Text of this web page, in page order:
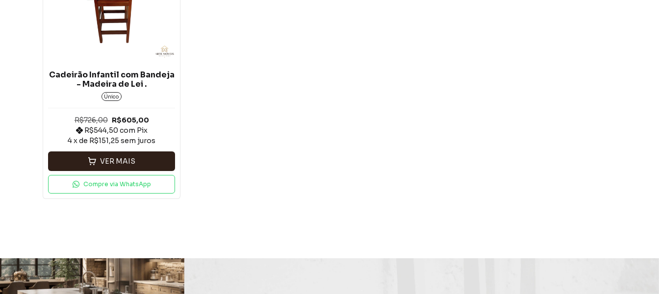
Cadeirão Infantil com Bandeja
- Madeira de Lei .
Único
R$726,00 R$605,00
R$544,50 com Pix
4x de R$151,25 sem juros
VER MAIS
Compre via WhatsApp